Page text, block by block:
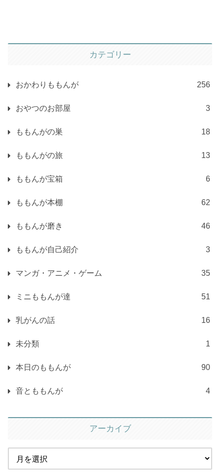
カテゴリー
おかわりももんが 256
おやつのお部屋 3
ももんがの巣 18
ももんがの旅 13
ももんが宝箱 6
ももんが本棚 62
ももんが磨き 46
ももんが自己紹介 3
マンガ・アニメ・ゲーム 35
ミニももんが達 51
乳がんの話 16
未分類 1
本日のももんが 90
音とももんが 4
アーカイブ